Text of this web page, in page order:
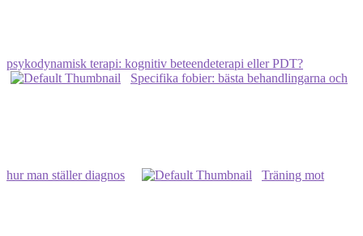
psykodynamisk terapi: kognitiv beteendeterapi eller PDT?
Specifika fobier: bästa behandlingarna och
hur man ställer diagnos Träning mot